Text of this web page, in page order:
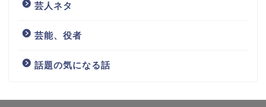
芸人ネタ
芸能、役者
話題の気になる話